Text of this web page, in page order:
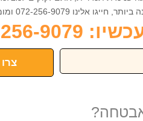
9079 ומומחינו ייעצו לכם!
256-9079